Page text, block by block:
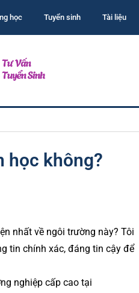
học Tuyển sinh Tài liệu
học không?
nhất về ngôi trường này? Tôi
tin chính xác, đáng tin cậy để
nghiệp cấp cao tại